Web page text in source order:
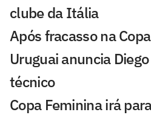
clube da Itália
Após fracasso na
Uruguai anuncia
técnico
Copa Feminina irá